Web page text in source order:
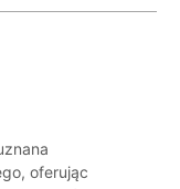
oferując